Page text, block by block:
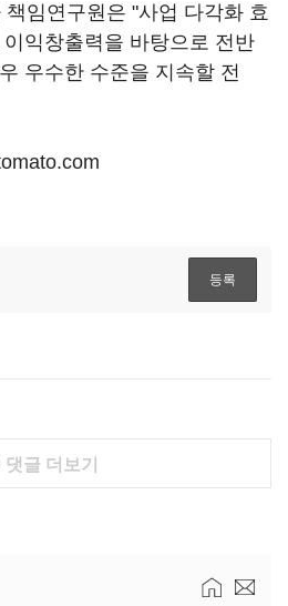
임연구원은 "사업 다각화 효
익창출력을 바탕으로 전반
우수한 수준을 지속할 전
댓글 더보기